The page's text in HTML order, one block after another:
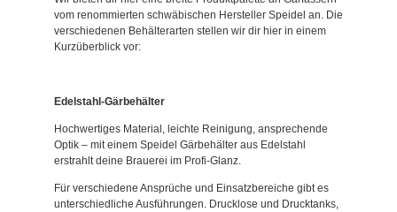
vom renommierten schwäbischen Hersteller Speidel an. Die
verschiedenen Behälterarten stellen wir dir hier in einem
Kurzüberblick vor:
Edelstahl-Gärbehälter
Hochwertiges Material, leichte Reinigung, ansprechende
Optik – mit einem Speidel Gärbehälter aus Edelstahl
erstrahlt deine Brauerei im Profi-Glanz.
Für verschiedene Ansprüche und Einsatzbereiche gibt es
unterschiedliche Ausführungen. Drucklose und Drucktanks,